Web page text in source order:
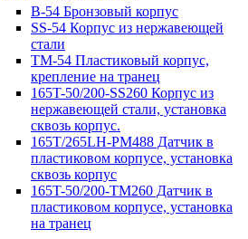
B-54 Бронзовый корпус
SS-54 Корпус из нержавеющей
стали
TM-54 Пластиковый корпус,
крепление на транец
165T-50/200-SS260 Корпус из
нержавеющей стали, установка
сквозь корпус.
165T/265LH-PM488 Датчик в
пластиковом корпусе, установка
сквозь корпус
165T-50/200-TM260 Датчик в
пластиковом корпусе, установка
на транец